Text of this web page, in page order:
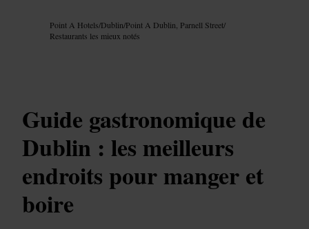
Point A Hotels/Dublin/Point A Dublin, Parnell Street/
Restaurants les mieux notés
Guide gastronomique de
Dublin : les meilleurs
endroits pour manger et
boire